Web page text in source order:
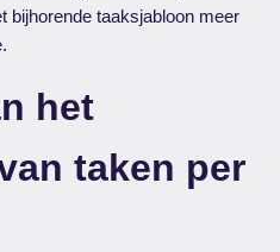
bijhorende taaksjabloon meer
het
taken per